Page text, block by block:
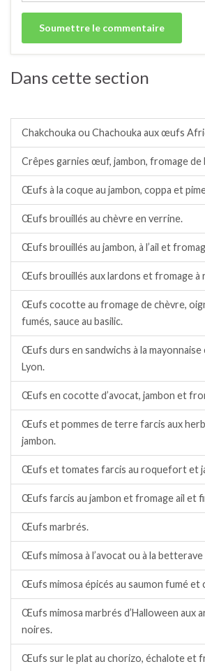
Dans cette section
Chakchouka ou Chachouka aux œufs
Crêpes garnies œuf, jambon, fromage de
Œufs à la coque au jambon, coppa et
Œufs brouillés au chèvre en verrine.
Œufs brouillés au jambon, à l’ail et
Œufs brouillés aux lardons et fromage à
Œufs cocotte au fromage de chèvre,
fumés, sauce au basilic.
Œufs durs en sandwichs à la mayonnaise
Lyon.
Œufs en cocotte d’avocat, jambon et
Œufs et pommes de terre farcis aux
jambon.
Œufs et tomates farcis au roquefort et
Œufs farcis au jambon et fromage ail et
Œufs marbrés.
Œufs mimosa à l’avocat ou à la
Œufs mimosa épicés au saumon fumé et
Œufs mimosa marbrés d’Halloween aux
noires.
Œufs sur le plat au chorizo, échalote et